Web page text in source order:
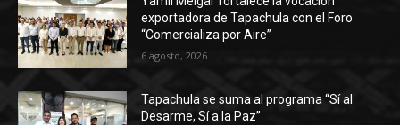
exportadora de Tapachula con el Foro
“Comercializa por Aire”
6 agosto, 2026
Tapachula se suma al programa “Sí al
Desarme, Sí a la Paz”